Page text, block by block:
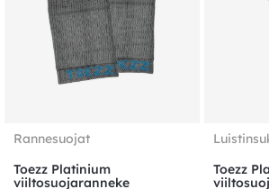
Rannesuojat
Toezz Platinium
viiltosuojaranneke
Toezz